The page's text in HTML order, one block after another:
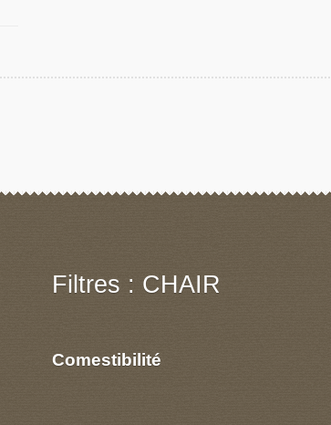
Filtres : CHAIR
Comestibilité